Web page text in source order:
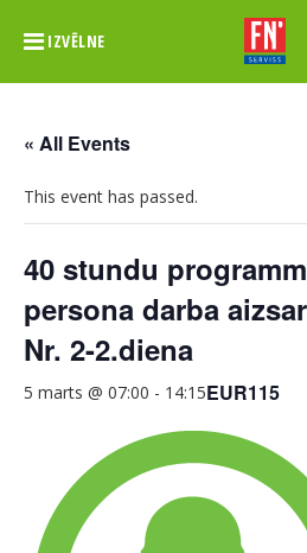
IZVĒLNE
« All Events
This event has passed.
40 stundu
persona darba
Nr. 2-2.diena
5 marts @ 07:00 - 14:15EUR115